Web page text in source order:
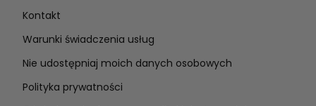
Kontakt
Warunki świadczenia usług
Nie udostępniaj moich danych osobowych
Polityka prywatności